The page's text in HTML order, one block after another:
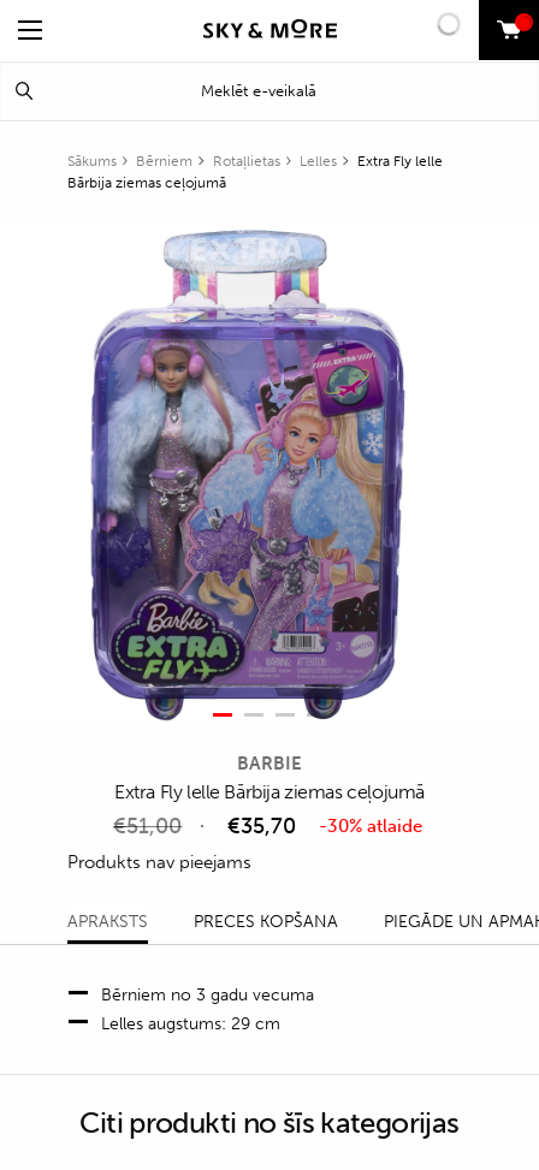
0
Sākums Bērniem Rotaļlietas Lelles
Extra Fly lelle
Bārbija ziemas ceļojumā
BARBIE
Extra Fly lelle Bārbija ziemas ceļojumā
€51,00 €35,70
-30% atlaide
Produkts nav pieejams
APRAKSTS PRECES KOPŠANA PIEGĀDE UN
Bērniem no 3 gadu vecuma
Lelles augstums: 29 cm
Citi produkti no šīs kategorijas